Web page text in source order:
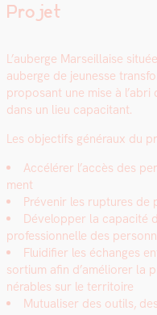
Projet
L’auberge Mar­seil­laise
auberge de jeunesse
pro­posant une mise à
dans un lieu capac­i­tant.
Les objec­tifs généraux du
Accélér­er l’accès des
ment
Prévenir les rup­tures de
Dévelop­per la capac­ité
pro­fes­sion­nelle des
Flu­id­i­fi­er les échanges
sor­tium afin d’améliorer la
nérables sur le ter­ri­toire
Mutu­alis­er des out­ils,